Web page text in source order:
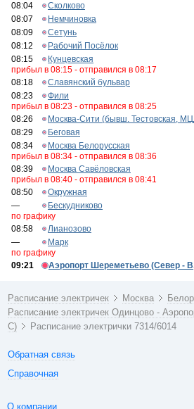
08:04
Сколково
08:07
Немчиновка
08:09
Сетунь
08:12
Рабочий Посёлок
08:15
Кунцевская
прибыл в 08:15 - отправился в 08:17
08:18
Славянский бульвар
08:23
Фили
прибыл в 08:23 - отправился в 08:25
08:26
Москва-Сити (бывш. Тестовская,
08:29
Беговая
08:34
Москва Белорусская
прибыл в 08:34 - отправился в 08:36
08:39
Москва Савёловская
прибыл в 08:40 - отправился в 08:41
08:50
Окружная
—
Бескудниково
по графику
08:58
Лианозово
—
Марк
по графику
09:21
Аэропорт Шереметьево (Север -
Расписание электричек Москва
Расписание электричек Одинцово -
C)
Расписание электрички 7314/6014
Обратная связь
Справочная
О компании